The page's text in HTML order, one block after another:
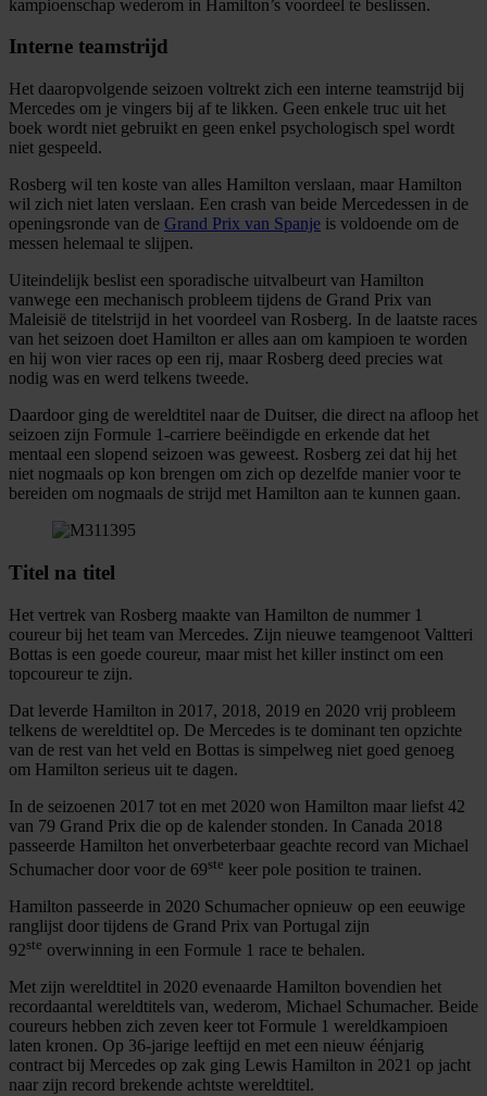
informatie over uw gebruik van onze site met onze
partners voor social media, adverteren en analyse. Deze
informatie die u aan ze heeft verstrekt of die ze hebben
verzameld op basis van uw gebruik van hun services.
kampioenschap wederom in Hamilton’s voordeel te beslissen.
Interne teamstrijd
Het daaropvolgende seizoen voltrekt zich een interne teamstrijd bij
Mercedes om je vingers bij af te likken. Geen enkele truc uit het
boek wordt niet gebruikt en geen enkel psychologisch spel wordt
niet gespeeld.
Rosberg wil ten koste van alles Hamilton verslaan, maar Hamilton
wil zich niet laten verslaan. Een crash van beide Mercedessen in de
openingsronde van de Grand Prix van Spanje is voldoende om de
messen helemaal te slijpen.
Uiteindelijk beslist een sporadische uitvalbeurt van Hamilton
vanwege een mechanisch probleem tijdens de Grand Prix van
Maleisië de titelstrijd in het voordeel van Rosberg. In de laatste races
van het seizoen doet Hamilton er alles aan om kampioen te worden
en hij won vier races op een rij, maar Rosberg deed precies wat
nodig was en werd telkens tweede.
Daardoor ging de wereldtitel naar de Duitser, die direct na afloop het
seizoen zijn Formule 1-carriere beëindigde en erkende dat het
mentaal een slopend seizoen was geweest. Rosberg zei dat hij het
niet nogmaals op kon brengen om zich op dezelfde manier voor te
bereiden om nogmaals de strijd met Hamilton aan te kunnen gaan.
Titel na titel
Het vertrek van Rosberg maakte van Hamilton de nummer 1
coureur bij het team van Mercedes. Zijn nieuwe teamgenoot Valtteri
Bottas is een goede coureur, maar mist het killer instinct om een
topcoureur te zijn.
Dat leverde Hamilton in 2017, 2018, 2019 en 2020 vrij probleem
telkens de wereldtitel op. De Mercedes is te dominant ten opzichte
van de rest van het veld en Bottas is simpelweg niet goed genoeg
om Hamilton serieus uit te dagen.
In de seizoenen 2017 tot en met 2020 won Hamilton maar liefst 42
van 79 Grand Prix die op de kalender stonden. In Canada 2018
passeerde Hamilton het onverbeterbaar geachte record van Michael
Schumacher door voor de 69ste keer pole position te trainen.
Hamilton passeerde in 2020 Schumacher opnieuw op een eeuwige
ranglijst door tijdens de Grand Prix van Portugal zijn
92ste overwinning in een Formule 1 race te behalen.
Met zijn wereldtitel in 2020 evenaarde Hamilton bovendien het
recordaantal wereldtitels van, wederom, Michael Schumacher. Beide
coureurs hebben zich zeven keer tot Formule 1 wereldkampioen
laten kronen. Op 36-jarige leeftijd en met een nieuw éénjarig
contract bij Mercedes op zak ging Lewis Hamilton in 2021 op jacht
naar zijn record brekende achtste wereldtitel.